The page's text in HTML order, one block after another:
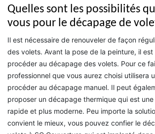
Quelles sont les possibilités
vous pour le décapage de
Il est nécessaire de renouveler de façon
des volets. Avant la pose de la peinture, il
procéder au décapage des volets. Pour ce
professionnel que vous aurez choisi utilisera
procéder au décapage manuel. Il peut
proposer un décapage thermique qui est
rapide et plus moderne. Peu importe la
convient le mieux, vous pouvez confier le